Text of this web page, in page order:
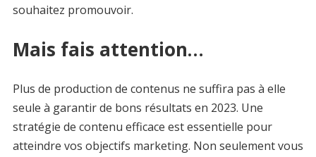
souhaitez promouvoir.
Mais fais attention…
Plus de production de contenus ne suffira pas à elle
seule à garantir de bons résultats en 2023. Une
stratégie de contenu efficace est essentielle pour
atteindre vos objectifs marketing. Non seulement vous